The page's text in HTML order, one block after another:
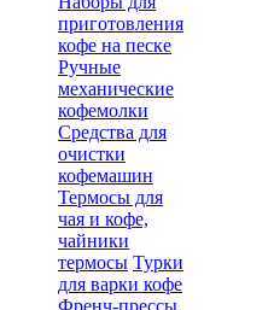
приготовления
кофе на песке
Ручные
механические
кофемолки
Средства для
очистки
кофемашин
Термосы для
чая и кофе,
чайники
термосы Турки
для варки кофе
Френч-прессы